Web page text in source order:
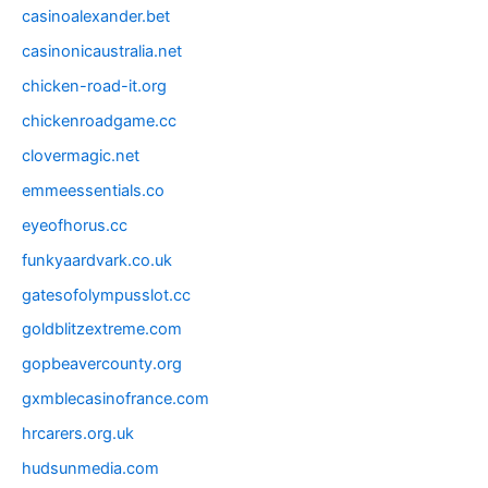
casinoalexander.bet
casinonicaustralia.net
chicken-road-it.org
chickenroadgame.cc
clovermagic.net
emmeessentials.co
eyeofhorus.cc
funkyaardvark.co.uk
gatesofolympusslot.cc
goldblitzextreme.com
gopbeavercounty.org
gxmblecasinofrance.com
hrcarers.org.uk
hudsunmedia.com